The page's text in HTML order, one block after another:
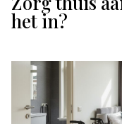
het in?